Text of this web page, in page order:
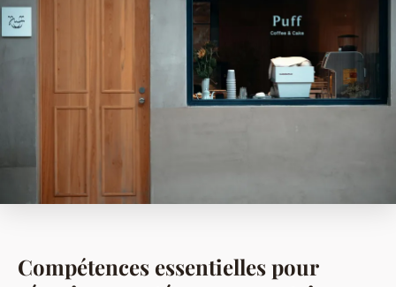
Compétences essentielles pour